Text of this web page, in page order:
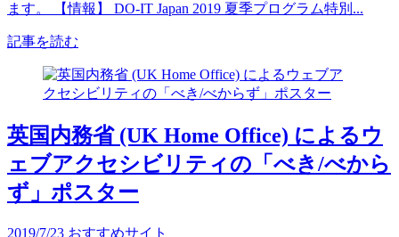
ます。 【情報】 DO-IT Japan 2019 夏季プログラム特別...
記事を読む
英国内務省 (UK Home Office) によるウ
ェブアクセシビリティの「べき/べから
ず」ポスター
2019/7/23 おすすめサイト